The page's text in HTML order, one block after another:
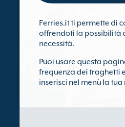
Ferries.it ti permette di
offrendoti la possibilità
necessità.
Puoi usare questa
frequenza dei traghetti
inserisci nel menù la